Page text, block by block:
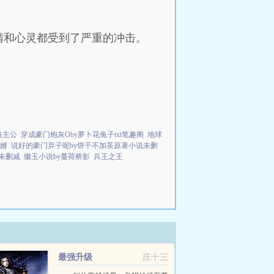
心灵都受到了严重的冲击。
主公 穿成豪门炮灰Oby萝卜花兔子txt笔趣阁 地球
说好的豪门弃子呢by饼干不加茶原著小说未删
删减 缀玉小说by蔓荷桥影 兵王之王
庄十三
最强升级